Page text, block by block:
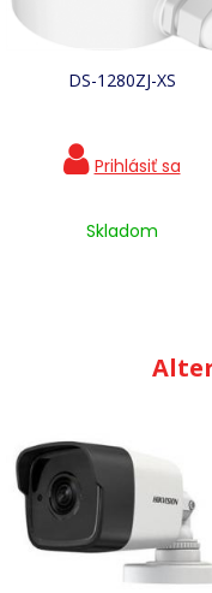
DS-1280ZJ-XS
Skladom